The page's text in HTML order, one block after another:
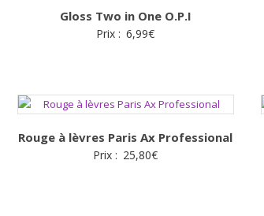
Gloss Two in One O.P.I
Prix : 6,99€
Rouge à lèvres Paris Ax Professional
Prix : 25,80€